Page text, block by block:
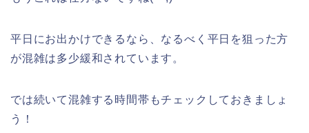
平日にお出かけできるなら、なるべく平日を狙った方
が混雑は多少緩和されています。
では続いて混雑する時間帯もチェックしておきましょ
う！